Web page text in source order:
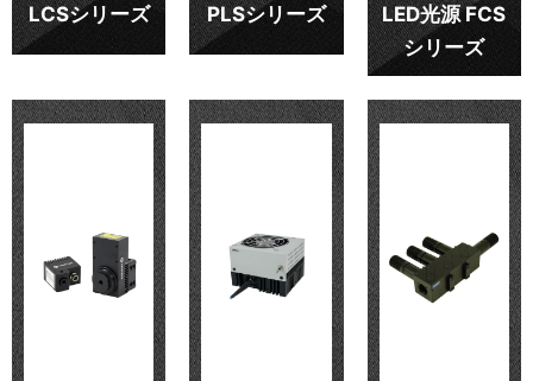
LCSシリーズ
PLSシリーズ
LED光源 FCS
シリーズ